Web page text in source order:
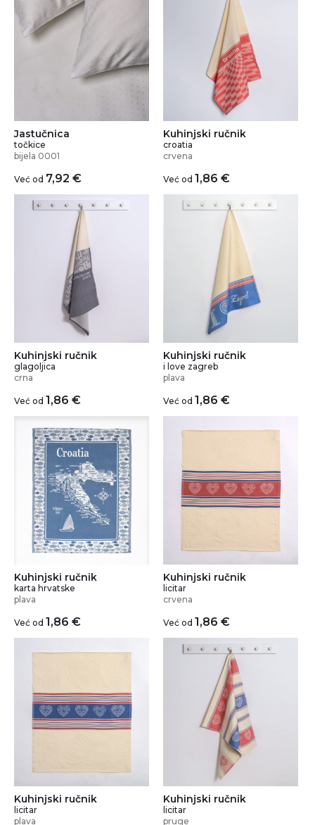
Jastučnica
točkice
bijela 0001
Već od 7,92 €
Kuhinjski ručnik
croatia
crvena
Već od 1,86 €
Kuhinjski ručnik
glagoljica
crna
Već od 1,86 €
Kuhinjski ručnik
i love zagreb
plava
Već od 1,86 €
Kuhinjski ručnik
karta hrvatske
plava
Već od 1,86 €
Kuhinjski ručnik
licitar
crvena
Već od 1,86 €
Kuhinjski ručnik
licitar
plava
Kuhinjski ručnik
licitar
pruge